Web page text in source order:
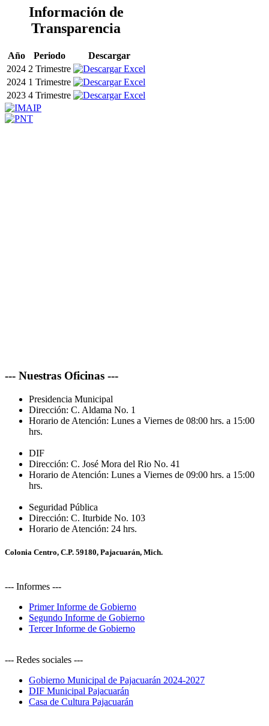
Información de
Transparencia
Año Periodo
Descargar
2024 2 Trimestre
2024 1 Trimestre
2023 4 Trimestre
--- Nuestras Oficinas ---
Presidencia Municipal
Dirección: C. Aldama No. 1
Horario de Atención: Lunes a Viernes de 08:00 hrs. a 15:00
hrs.
DIF
Dirección: C. José Mora del Rio No. 41
Horario de Atención: Lunes a Viernes de 09:00 hrs. a 15:00
hrs.
Seguridad Pública
Dirección: C. Iturbide No. 103
Horario de Atención: 24 hrs.
Colonia Centro, C.P. 59180, Pajacuarán, Mich.
--- Informes ---
Primer Informe de Gobierno
Segundo Informe de Gobierno
Tercer Informe de Gobierno
--- Redes sociales ---
Gobierno Municipal de Pajacuarán 2024-2027
DIF Municipal Pajacuarán
Casa de Cultura Pajacuarán